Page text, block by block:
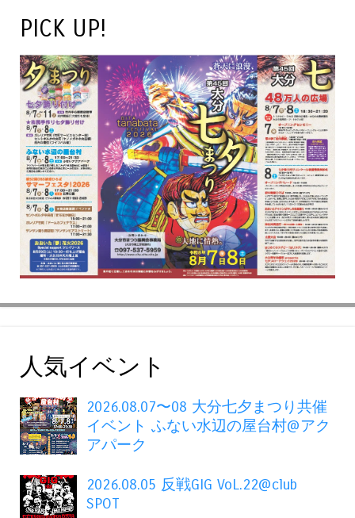
PICK UP!
人気イベント
2026.08.07〜08 大分七夕まつり共催
イベント ふない水辺の屋台村@アク
アパーク
2026.08.05 反戦GIG VoL.22@club
SPOT